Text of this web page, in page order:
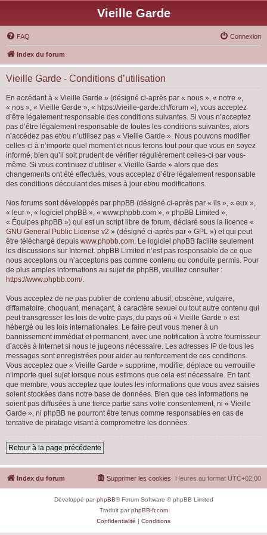
Vieille Garde
FAQ Connexion
Index du forum
Vieille Garde - Conditions d’utilisation
En accédant à « Vieille Garde » (désigné ci-après par « nous », « notre »,
« nos », « Vieille Garde », « https://vieille-garde.ch/forum »), vous acceptez
d’être légalement responsable des conditions suivantes. Si vous n’acceptez
pas d’être légalement responsable de toutes les conditions suivantes, alors
n’accédez pas et/ou n’utilisez pas « Vieille Garde ». Nous pouvons modifier
celles-ci à n’importe quel moment et nous ferons tout pour que vous en soyez
informé, bien qu’il soit prudent de vérifier régulièrement celles-ci par vous-
même. Si vous continuez d’utiliser « Vieille Garde » alors que des
changements ont été effectués, vous acceptez d’être légalement responsable
des conditions découlant des mises à jour et/ou modifications.
Nos forums sont développés par phpBB (désigné ci-après par « ils », « eux »,
« leur », « logiciel phpBB », « www.phpbb.com », « phpBB Limited »,
« Équipes phpBB ») qui est un script libre de forum, déclaré sous la licence «
GNU General Public License v2 » (désigné ci-après par « GPL ») et qui peut
être téléchargé depuis www.phpbb.com. Le logiciel phpBB facilite seulement
les discussions sur Internet. phpBB Limited n’est pas responsable de ce que
nous acceptons ou n’acceptons pas comme contenu ou conduite permis. Pour
de plus amples informations au sujet de phpBB, veuillez consulter :
https://www.phpbb.com/.
Vous acceptez de ne pas publier de contenu abusif, obscène, vulgaire,
diffamatoire, choquant, menaçant, à caractère sexuel ou tout autre contenu qui
peut transgresser les lois de votre pays, du pays où « Vieille Garde » est
hébergé ou les lois internationales. Le faire peut vous mener à un
bannissement immédiat et permanent, avec une notification à votre fournisseur
d’accès à Internet si nous le jugeons nécessaire. Les adresses IP de tous les
messages sont enregistrées pour aider au renforcement de ces conditions.
Vous acceptez que « Vieille Garde » supprime, modifie, déplace ou verrouille
n’importe quel sujet lorsque nous estimons que cela est nécessaire. En tant
que membre, vous acceptez que toutes les informations que vous avez saisies
soient stockées dans notre base de données. Bien que ces informations ne
soient pas diffusées à une tierce partie sans votre consentement, ni « Vieille
Garde », ni phpBB ne pourront être tenus comme responsables en cas de
tentative de piratage visant à compromettre les données.
Retour à la page précédente
Index du forum Heures au format UTC+02:00
Supprimer les cookies
Développé parphpBB® Forum Software © phpBB Limited
Traduit parphpBB-fr.com
Confidentialité | Conditions